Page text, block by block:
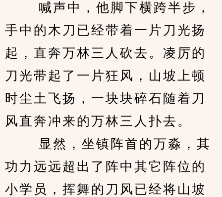
喊声中，他脚下横跨半步，
手中的木刀已经带着一片刀光扬
起，直奔万林三人砍去。凌厉的
刀光带起了一片狂风，山坡上顿
时尘土飞扬，一块块碎石随着刀
风直奔冲来的万林三人扑去。
显然，坐镇阵首的万淼，其
功力远远超出了阵中其它阵位的
小学员，挥舞的刀风已经将山坡